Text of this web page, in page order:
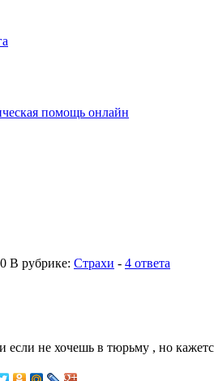
В рубрике: Страхи - 4 ответа
если не хочешь в тюрьму , но